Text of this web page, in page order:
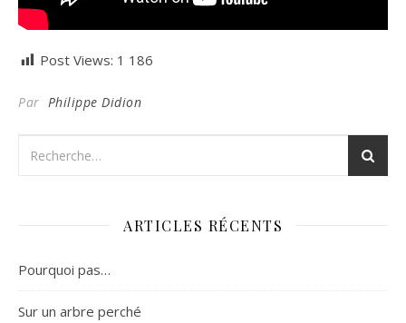
Post Views: 1 186
Par Philippe Didion
ARTICLES RÉCENTS
Pourquoi pas…
Sur un arbre perché